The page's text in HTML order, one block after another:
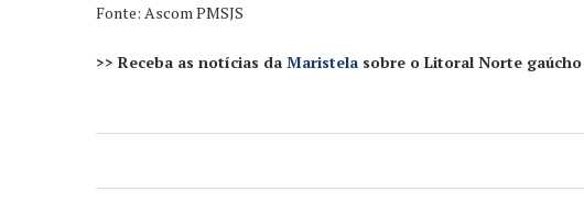
Fonte: Ascom PMSJS
>> Receba as notícias da Maristela sobre o Litoral Norte